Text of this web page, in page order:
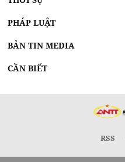
PHÁP LUẬT
BẢN TIN MEDIA
CẦN BIẾT
RSS